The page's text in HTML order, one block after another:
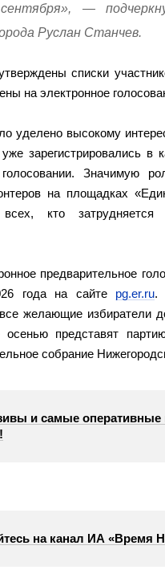
—
Руслан Станчев.
списки
на электронное
уделено высокому
зарегистрировались в
Значимую
на площадках
кто затрудняется
предварительное
года на сайте pg.er.ru.
все желающие избиратели
осенью представят
собрание
и самые оперативные
на канал ИА «Время